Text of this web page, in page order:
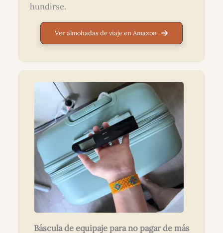
hundirse.
Ver almohadas de viaje en Amazon
Báscula de equipaje para no pagar de más